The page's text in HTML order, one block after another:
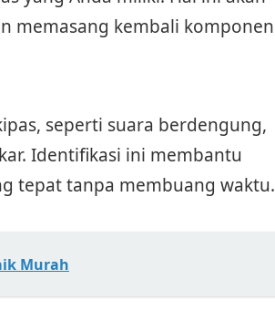
memasang kembali komponen
seperti suara berdengung,
Identifikasi ini membantu
tepat tanpa membuang waktu.
Murah